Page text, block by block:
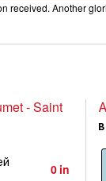
received. Another
- Saint
0 in